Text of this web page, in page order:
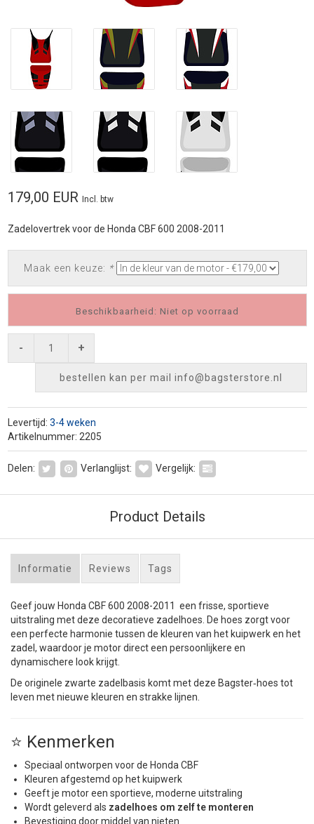
179,00 EUR Incl. btw
Zadelovertrek voor de Honda CBF 600 2008-2011
Maak een keuze: *
Beschikbaarheid: Niet op voorraad
- +
bestellen kan per mail info@bagsterstore.nl
Levertijd: 3-4 weken
Artikelnummer: 2205
Delen: Verlanglijst: Vergelijk:
Product Details
Informatie Reviews Tags
Geef jouw Honda CBF 600 2008-2011 een frisse, sportieve
uitstraling met deze decoratieve zadelhoes. De hoes zorgt voor
een perfecte harmonie tussen de kleuren van het kuipwerk en het
zadel, waardoor je motor direct een persoonlijkere en
dynamischere look krijgt.
De originele zwarte zadelbasis komt met deze Bagster‑hoes tot
leven met nieuwe kleuren en strakke lijnen.
⭐ Kenmerken
Speciaal ontworpen voor de Honda CBF
Kleuren afgestemd op het kuipwerk
Geeft je motor een sportieve, moderne uitstraling
Wordt geleverd als zadelhoes om zelf te monteren
Bevestiging door middel van nieten